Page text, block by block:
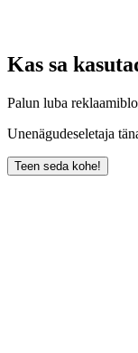
Kas sa
Palun luba
Unenägudeseletaja
Teen seda kohe!